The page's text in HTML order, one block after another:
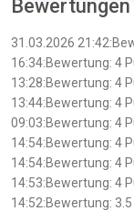
31.03.2026
16:34:Bewertung: 4
13:28:Bewertung: 4
13:44:Bewertung: 4
09:03:Bewertung: 4
14:54:Bewertung: 4
14:54:Bewertung: 4
14:53:Bewertung: 4
14:52:Bewertung: